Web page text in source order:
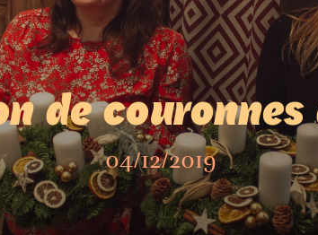
de couronnes
04/12/2019